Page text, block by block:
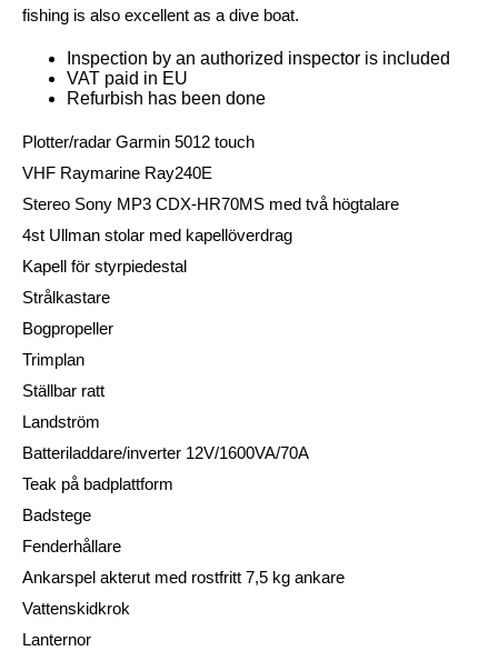
fishing is also excellent as a dive boat.
Inspection by an authorized inspector is included
VAT paid in EU
Refurbish has been done
Plotter/radar Garmin 5012 touch
VHF Raymarine Ray240E
Stereo Sony MP3 CDX-HR70MS med två högtalare
4st Ullman stolar med kapellöverdrag
Kapell för styrpiedestal
Strålkastare
Bogpropeller
Trimplan
Ställbar ratt
Landström
Batteriladdare/inverter 12V/1600VA/70A
Teak på badplattform
Badstege
Fenderhållare
Ankarspel akterut med rostfritt 7,5 kg ankare
Vattenskidkrok
Lanternor